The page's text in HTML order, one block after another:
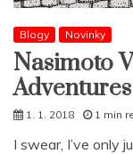
Blogy Novinky
Nasimoto
Adventures
1. 1. 2018 1 min
I swear, I’ve only